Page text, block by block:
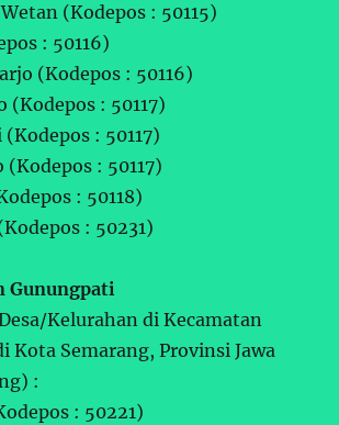
(Kodepos : 50115)
: 50116)
(Kodepos : 50116)
(Kodepos : 50117)
: 50117)
: 50117)
: 50118)
: 50231)
Gunungpati
Kelurahan di Kecamatan
Kota Semarang, Provinsi Jawa
:
: 50221)